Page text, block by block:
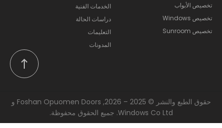
تخصيص الأبواب
تخصيص Windows
تخصيص Sunroom
الخدمات الفنية
دراسات الحالة
التعليمات
المدونات
حقوق الطبع والنشر © 2025 – 2026, Foshan Opuomen Doors و
Windows Co Ltd. جميع الحقوق محفوظة.